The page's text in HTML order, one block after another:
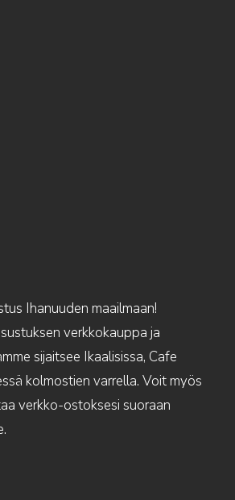
Ihanuuden maailmaan!
verkkokauppa ja
sijaitsee Ikaalisissa, Cafe
kolmostien varrella. Voit myös
verkko-ostoksesi suoraan